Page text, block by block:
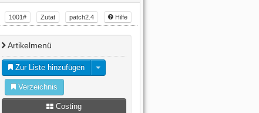
Hilfe
patch2.4
Zutat
1001#
Artikelmenü
Zur Liste hinzufügen
Verzeichnis
Costing